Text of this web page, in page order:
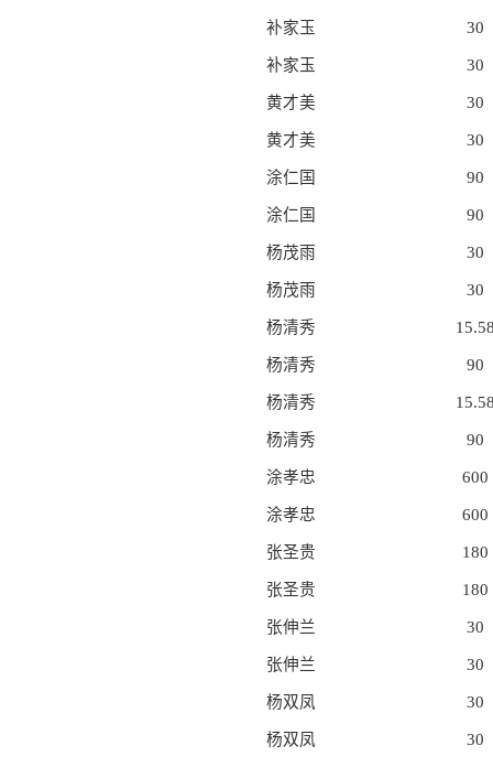
补家玉 30
补家玉 30
黄才美 30
黄才美 30
涂仁国 90
涂仁国 90
杨茂雨 30
杨茂雨 30
杨清秀
杨清秀 90
杨清秀
杨清秀 90
涂孝忠 600
涂孝忠 600
张圣贵 180
张圣贵 180
张伸兰 30
张伸兰 30
杨双凤 30
杨双凤 30